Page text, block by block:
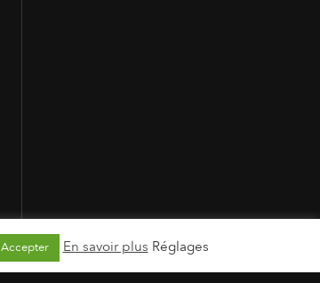
Accepter En savoir plus Réglages